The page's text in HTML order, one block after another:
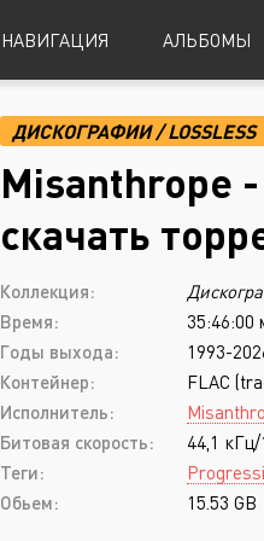
НАВИГАЦИЯ
Alternative
Indie Rock
Industrial
Metalcore
Nu-Metal
Post-Hardcore
Punk Rock
Black Metal
АЛЬБОМЫ
ДИСКОГРАФИИ/LOSSLESS
Misanthrope
скачать
Коллекция:
Время:
35:46:00
Годы выхода:
1993-
Контейнер:
FLAC
Исполнитель:
Битовая скорость:
44,1
Теги:
Обьем:
15.53 GB